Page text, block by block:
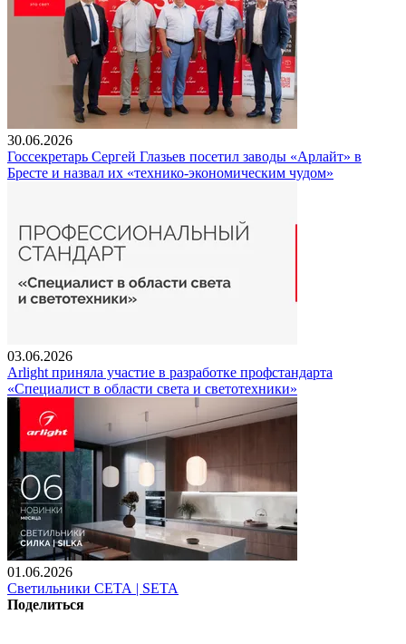
30.06.2026
Госсекретарь Сергей Глазьев посетил заводы «Арлайт» в
Бресте и назвал их «технико-экономическим чудом»
03.06.2026
Arlight приняла участие в разработке профстандарта
«Специалист в области света и светотехники»
01.06.2026
Светильники СЕТА | SETA
Поделиться